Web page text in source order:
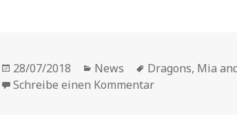
Veröffentlicht
am
28/07/2018 Kategorien
News Schlagwörter
Dragons, Mia
Schreibe einen Kommentarzu Neue